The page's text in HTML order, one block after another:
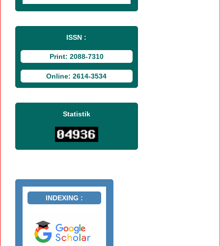
ISSN :
Print: 2088-7310
Online: 2614-3534
Statistik
INDEXING :